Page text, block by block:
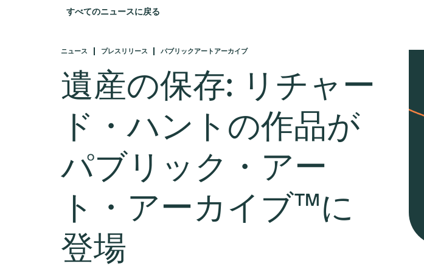
すべてのニュースに戻る
ニュース プレスリリース パブリックアートアーカイブ
遺産の保存: リチャー
ド・ハントの作品が
パブリック・アー
ト・アーカイブ™に
登場